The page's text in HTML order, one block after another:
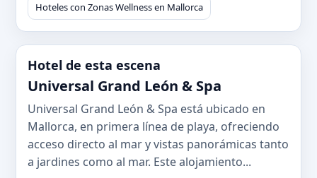
Hoteles con Zonas Wellness en Mallorca
Hotel de esta escena
Universal Grand León & Spa
Universal Grand León & Spa está ubicado en
Mallorca, en primera línea de playa, ofreciendo
acceso directo al mar y vistas panorámicas tanto
a jardines como al mar. Este alojamiento...